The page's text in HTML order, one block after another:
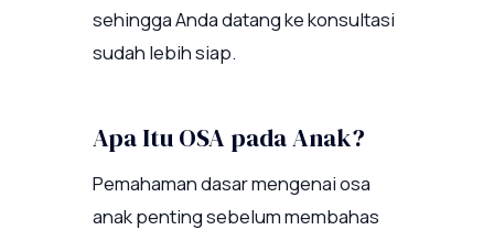
sehingga Anda datang ke konsultasi
sudah lebih siap.
Apa Itu OSA pada Anak?
Pemahaman dasar mengenai osa
anak penting sebelum membahas